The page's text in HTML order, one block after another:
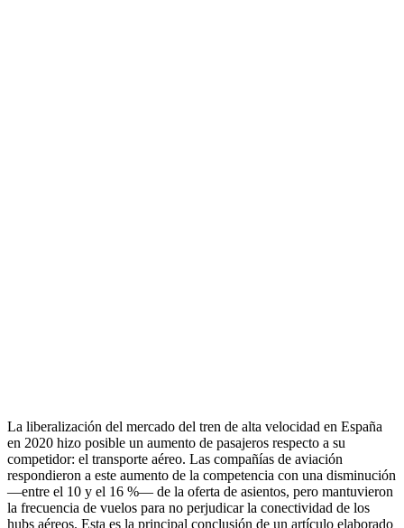
La liberalización del mercado del tren de alta velocidad en España
en 2020 hizo posible un aumento de pasajeros respecto a su
competidor: el transporte aéreo. Las compañías de aviación
respondieron a este aumento de la competencia con una disminución
—entre el 10 y el 16 %— de la oferta de asientos, pero mantuvieron
la frecuencia de vuelos para no perjudicar la conectividad de los
hubs aéreos. Esta es la principal conclusión de un artículo elaborado